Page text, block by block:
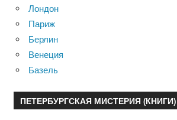
Лондон
Париж
Берлин
Венеция
Базель
ПЕТЕРБУРГСКАЯ МИСТЕРИЯ (КНИГИ)